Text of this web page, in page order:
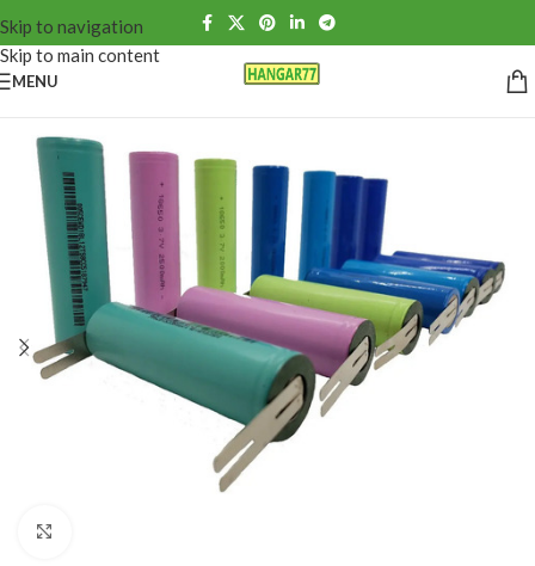
Skip to navigation
Skip to main content
MENU